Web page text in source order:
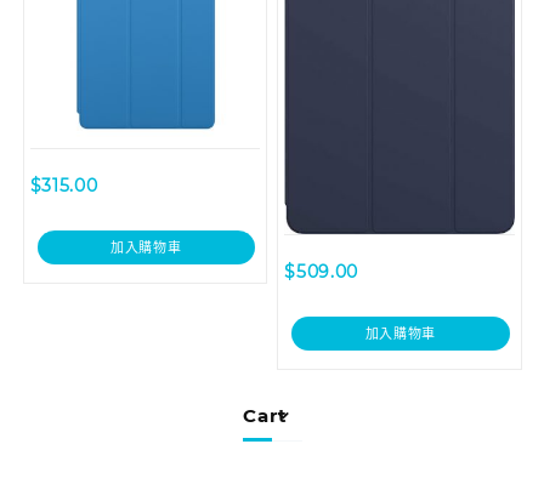
Cart
$315.00
加入購物車
$509.00
加入購物車